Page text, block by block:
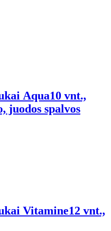
Aqua10 vnt.,
juodos spalvos
Vitamine12 vnt.,